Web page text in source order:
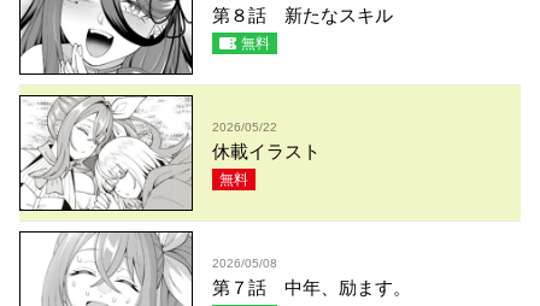
第８話 新たなスキル
無料
2026/05/22
休載イラスト
無料
2026/05/08
第７話 中年、励ます。